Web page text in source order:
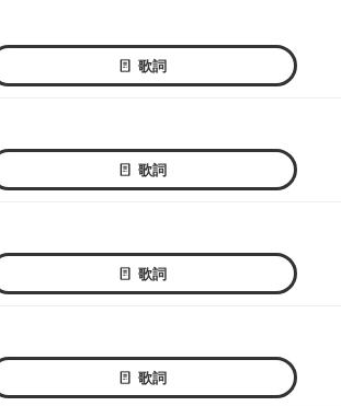
歌詞
歌詞
歌詞
歌詞